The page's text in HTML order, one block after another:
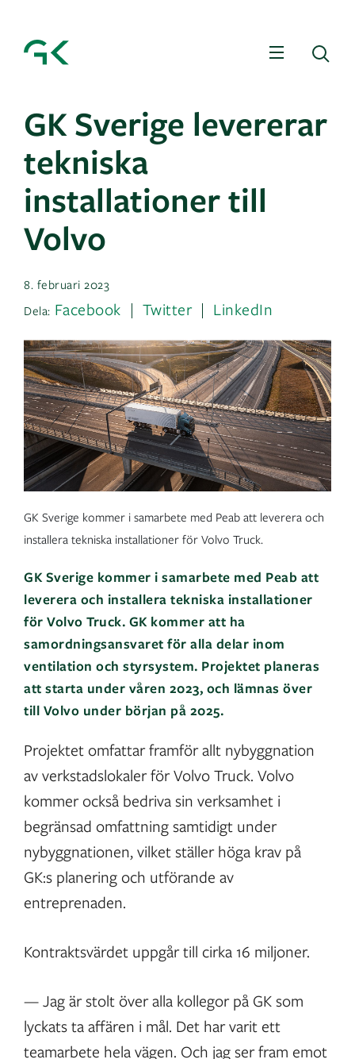
Meny
GK Sverige levererar
tekniska
installationer till
Volvo
8. februari 2023
Dela: Facebook Twitter LinkedIn
GK Sverige kommer i samarbete med Peab att leverera och
installera tekniska installationer för Volvo Truck.
GK Sverige kommer i samarbete med Peab att
leverera och installera tekniska installationer
för Volvo Truck. GK kommer att ha
samordningsansvaret för alla delar inom
ventilation och styrsystem. Projektet planeras
att starta under våren 2023, och lämnas över
till Volvo under början på 2025.
Projektet omfattar framför allt nybyggnation
av verkstadslokaler för Volvo Truck. Volvo
kommer också bedriva sin verksamhet i
begränsad omfattning samtidigt under
nybyggnationen, vilket ställer höga krav på
GK:s planering och utförande av
entreprenaden.
Kontraktsvärdet uppgår till cirka 16 miljoner.
— Jag är stolt över alla kollegor på GK som
lyckats ta affären i mål. Det har varit ett
teamarbete hela vägen. Och jag ser fram emot